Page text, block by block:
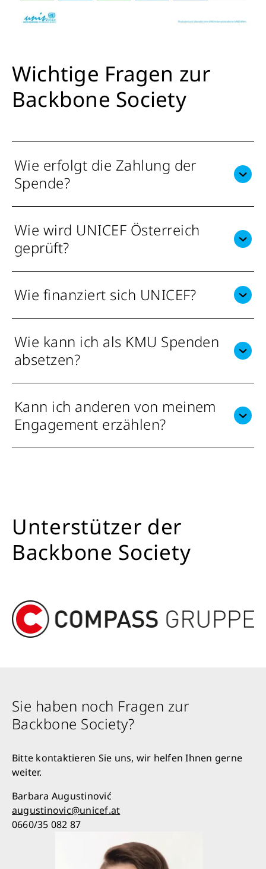
Wichtige Fragen zur
Backbone Society
Wie erfolgt die Zahlung der
Spende?
Wie wird UNICEF Österreich
geprüft?
Wie finanziert sich UNICEF?
Wie kann ich als KMU Spenden
absetzen?
Kann ich anderen von meinem
Engagement erzählen?
Unterstützer der
Backbone Society
Sie haben noch Fragen zur
Backbone Society?
Bitte kontaktieren Sie uns, wir helfen Ihnen gerne
weiter.
Barbara Augustinović
augustinovic@unicef.at
0660/35 082 87